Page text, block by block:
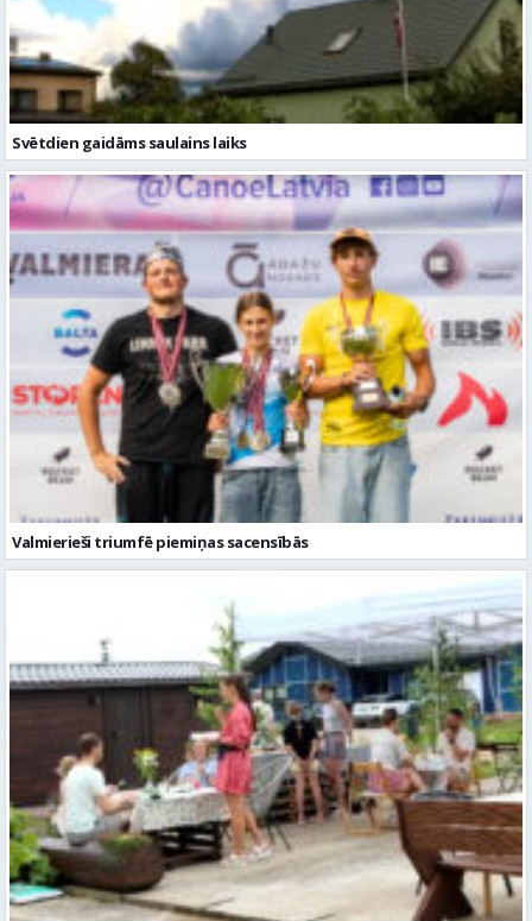
Svētdien gaidāms saulains laiks
Valmierieši triumfē piemiņas sacensībās